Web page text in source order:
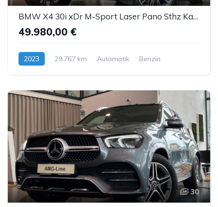
BMW X4 30i xDr M-Sport Laser Pano Sthz Kam. H&K ACC
49.980,00 €
2023 29.767 km Automatik Benzin
30